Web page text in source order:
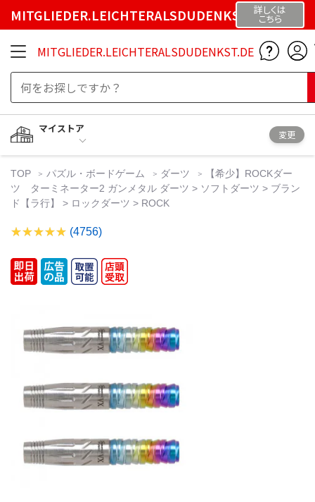
MITGLIEDER.LEICHTERALSDUDENKST.DE詳しくは
こちら
MITGLIEDER.LEICHTERALSDUDENKST.DE
マイストア
変更
TOP パズル・ボードゲーム ダーツ
【希少】ROCKダー
ツ ターミネーター2 ガンメタル ダーツ > ソフトダーツ > ブラン
ド【ラ行】 > ロックダーツ > ROCK
(4756)